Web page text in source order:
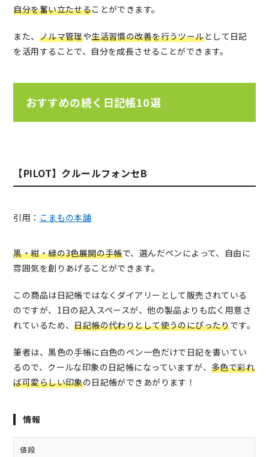
自分を奮い立たせることができます。
また、 ノルマ管理や生活習慣の改善を行うツールとして日記
を活用することで、自分を成長させることができます。
おすすめの続く日記帳10選
【PILOT】クルールフォンセB
引用： こまもの本舗
黒・紺・緑の3色展開の手帳で、選んだペンによって、自由に
雰囲気を創りあげることができます。
この商品は日記帳ではなくダイアリーとして販売されている
のですが、1日の記入スペースが、他の製品よりも広く用意さ
れているため、日記帳の代わりとして使うのにぴったりです。
筆者は、黒色の手帳に白色のペン一色だけで日記を書いてい
るので、クールな印象の日記帳になっていますが、多色で彩れ
ば可愛らしい印象の日記帳ができあがります！
情報
値段